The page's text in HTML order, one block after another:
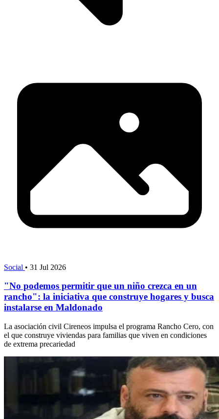
Social • 31 Jul 2026
"No podemos permitir que un niño crezca en un
rancho": la iniciativa que construye hogares y busca
instalarse en Maldonado
La asociación civil Cireneos impulsa el programa Rancho Cero, con
el que construye viviendas para familias que viven en condiciones
de extrema precariedad